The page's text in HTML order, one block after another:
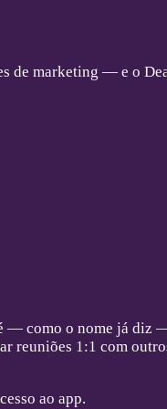
de marketing — e o
— como o nome já diz
reuniões 1:1 com
ao app.